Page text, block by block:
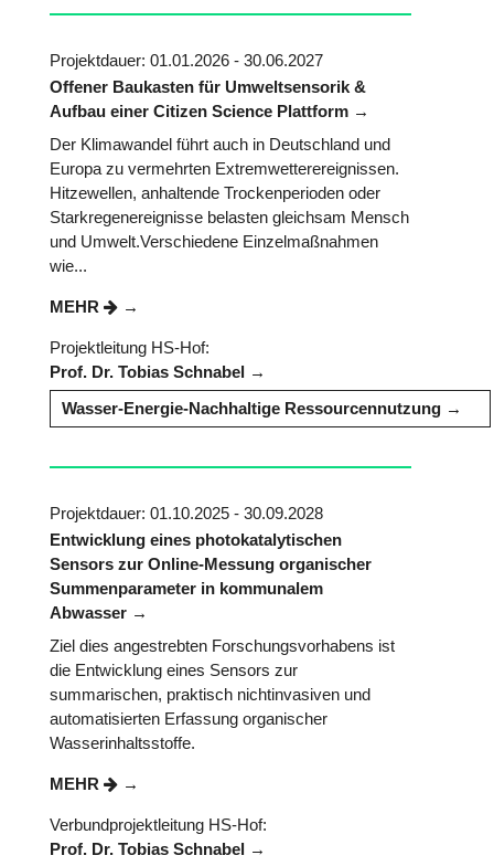
Projektdauer: 01.01.2026 - 30.06.2027
Offener Baukasten für Umweltsensorik &
Aufbau einer Citizen Science Plattform
Der Klimawandel führt auch in Deutschland und
Europa zu vermehrten Extremwetterereignissen.
Hitzewellen, anhaltende Trockenperioden oder
Starkregenereignisse belasten gleichsam Mensch
und Umwelt.Verschiedene Einzelmaßnahmen
wie...
MEHR
Projektleitung HS-Hof:
Prof. Dr. Tobias Schnabel
Wasser-Energie-Nachhaltige Ressourcennutzung
Projektdauer: 01.10.2025 - 30.09.2028
Entwicklung eines photokatalytischen
Sensors zur Online-Messung organischer
Summenparameter in kommunalem
Abwasser
Ziel dies angestrebten Forschungsvorhabens ist
die Entwicklung eines Sensors zur
summarischen, praktisch nichtinvasiven und
automatisierten Erfassung organischer
Wasserinhaltsstoffe.
MEHR
Verbundprojektleitung HS-Hof:
Prof. Dr. Tobias Schnabel